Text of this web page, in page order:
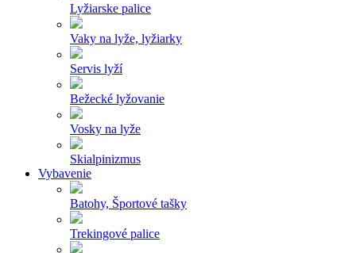
Lyžiarske palice
Vaky na lyže, lyžiarky
Servis lyží
Bežecké lyžovanie
Vosky na lyže
Skialpinizmus
Vybavenie
Batohy, Športové tašky
Trekingové palice